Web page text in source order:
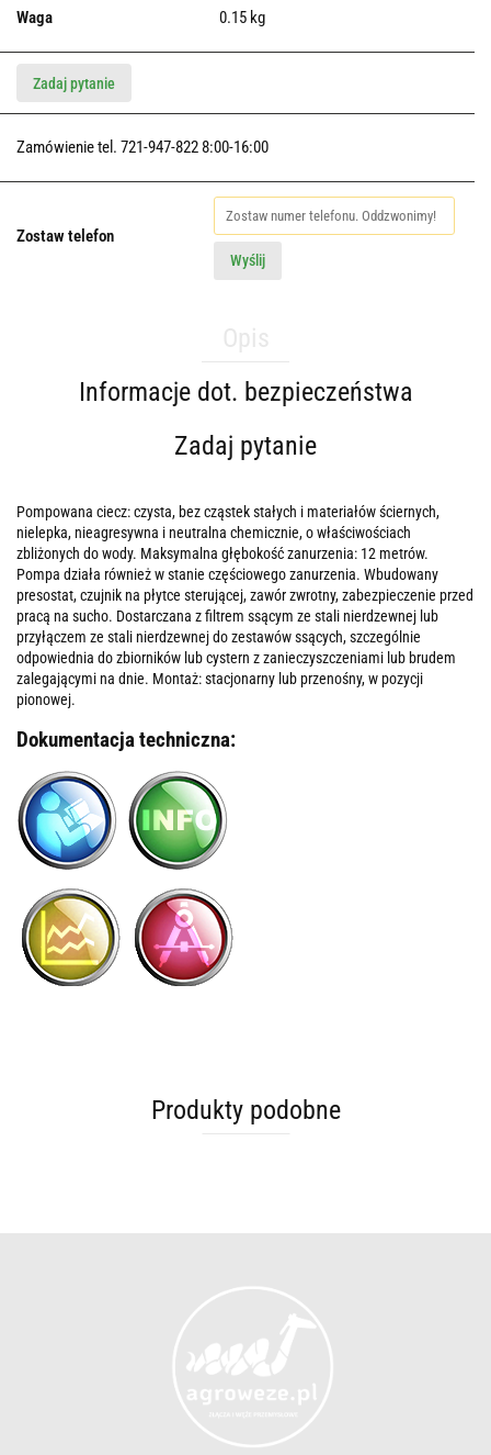
Waga 0.15 kg
Zadaj pytanie
Zamówienie tel. 721-947-822 8:00-16:00
Zostaw telefon
Wyślij
Informacje dot. bezpieczeństwa
Zadaj pytanie
Pompowana ciecz: czysta, bez cząstek stałych i materiałów ściernych,
nielepka, nieagresywna i neutralna chemicznie, o właściwościach
zbliżonych do wody. Maksymalna głębokość zanurzenia: 12 metrów.
Pompa działa również w stanie częściowego zanurzenia. Wbudowany
presostat, czujnik na płytce sterującej, zawór zwrotny, zabezpieczenie przed
pracą na sucho. Dostarczana z filtrem ssącym ze stali nierdzewnej lub
przyłączem ze stali nierdzewnej do zestawów ssących, szczególnie
odpowiednia do zbiorników lub cystern z zanieczyszczeniami lub brudem
zalegającymi na dnie. Montaż: stacjonarny lub przenośny, w pozycji
pionowej.
Dokumentacja techniczna:
Produkty podobne